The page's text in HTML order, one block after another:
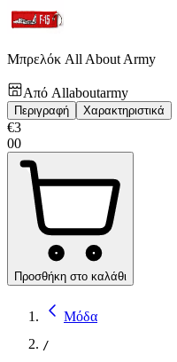
Μπρελόκ All About Army
Από Allaboutarmy
Περιγραφή Χαρακτηριστικά
€3
00
Προσθήκη στο καλάθι
Μόδα
/